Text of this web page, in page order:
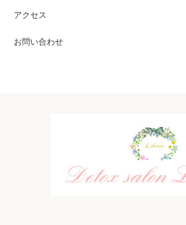
アクセス
お問い合わせ